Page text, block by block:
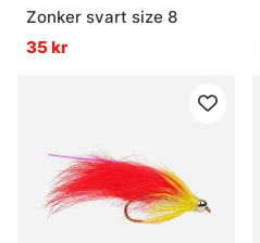
Zonker svart size 8
35 kr